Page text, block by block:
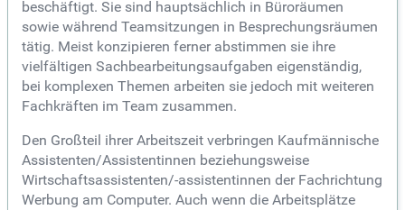
beschäftigt. Sie sind hauptsächlich in Büroräumen
sowie während Teamsitzungen in Besprechungsräumen
tätig. Meist konzipieren ferner abstimmen sie ihre
vielfältigen Sachbearbeitungsaufgaben eigenständig,
bei komplexen Themen arbeiten sie jedoch mit weiteren
Fachkräften im Team zusammen.
Den Großteil ihrer Arbeitszeit verbringen Kaufmännische
Assistenten/Assistentinnen beziehungsweise
Wirtschaftsassistenten/-assistentinnen der Fachrichtung
Werbung am Computer. Auch wenn die Arbeitsplätze